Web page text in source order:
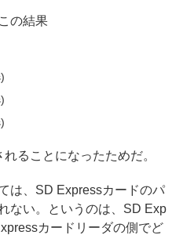
の結果
ることになったためだ。
は、SD Expressカードのパ
ない。というのは、SD Exp
カードリーダの側でど